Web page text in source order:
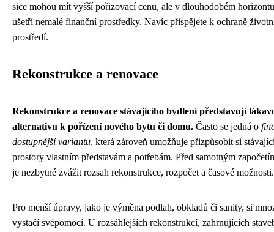
sice mohou mít vyšší pořizovací cenu, ale v dlouhodobém
ušetří nemalé finanční prostředky. Navíc přispějete k ochraně
prostředí.
Rekonstrukce a renovace
Rekonstrukce a renovace stávajícího bydlení představují
alternativu k pořízení nového bytu či domu. Často se jedná o
dostupnější variantu, která zároveň umožňuje přizpůsobit si
prostory vlastním představám a potřebám. Před samotným
je nezbytné zvážit rozsah rekonstrukce, rozpočet a časové možnosti.
Pro menší úpravy, jako je výměna podlah, obkladů či sanity, si
vystačí svépomocí. U rozsáhlejších rekonstrukcí, zahrnujících